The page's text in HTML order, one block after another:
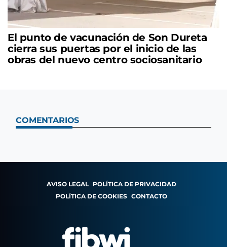
El punto de vacunación de Son Dureta
cierra sus puertas por el inicio de las
obras del nuevo centro sociosanitario
COMENTARIOS
AVISO LEGAL POLÍTICA DE PRIVACIDAD
POLÍTICA DE COOKIES CONTACTO